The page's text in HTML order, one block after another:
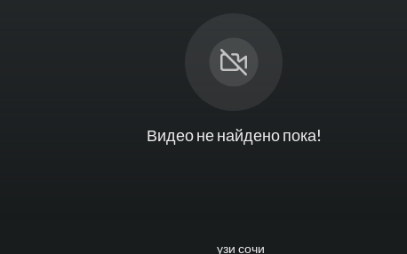
Видео не найдено пока!